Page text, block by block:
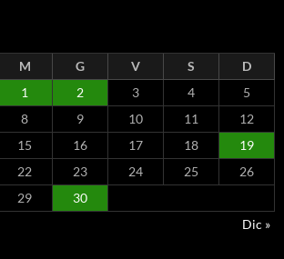
M G V S
D
1
2 3 4
5
8 9 10 11
12
15 16 17 18
19
22 23 24 25
26
29
30
Dic »